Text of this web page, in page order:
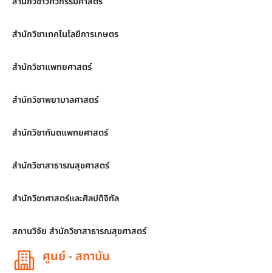
สำนักวิชาเทคโนโลยีการเกษตร
สำนักวิชาแพทยศาสตร์
สำนักวิชาพยาบาลศาสตร์
สำนักวิชาทันตแพทยศาสตร์
สำนักวิชาสาธารณสุขศาสตร์
สำนักวิชาศาสตร์และศิลปดิจิทัล
สถานวิจัย สำนักวิชาสาธารณสุขศาสตร์
ศูนย์ - สถาบัน